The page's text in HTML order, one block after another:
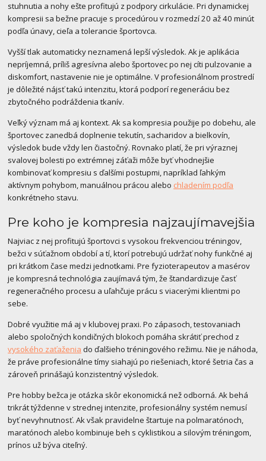
stuhnutia a nohy ešte profitujú z podpory cirkulácie. Pri dynamickej
kompresii sa bežne pracuje s procedúrou v rozmedzí 20 až 40 minút
podľa únavy, cieľa a tolerancie športovca.
Vyšší tlak automaticky neznamená lepší výsledok. Ak je aplikácia
nepríjemná, príliš agresívna alebo športovec po nej cíti pulzovanie a
diskomfort, nastavenie nie je optimálne. V profesionálnom prostredí
je dôležité nájsť takú intenzitu, ktorá podporí regeneráciu bez
zbytočného podráždenia tkanív.
Veľký význam má aj kontext. Ak sa kompresia použije po dobehu, ale
športovec zanedbá doplnenie tekutín, sacharidov a bielkovín,
výsledok bude vždy len čiastočný. Rovnako platí, že pri výraznej
svalovej bolesti po extrémnej záťaži môže byť vhodnejšie
kombinovať kompresiu s ďalšími postupmi, napríklad ľahkým
aktívnym pohybom, manuálnou prácou alebo chladením podľa
konkrétneho stavu.
Pre koho je kompresia najzaujímavejšia
Najviac z nej profitujú športovci s vysokou frekvenciou tréningov,
bežci v súťažnom období a tí, ktorí potrebujú udržať nohy funkčné aj
pri krátkom čase medzi jednotkami. Pre fyzioterapeutov a masérov
je kompresná technológia zaujímavá tým, že štandardizuje časť
regeneračného procesu a uľahčuje prácu s viacerými klientmi po
sebe.
Dobré využitie má aj v klubovej praxi. Po zápasoch, testovaniach
alebo spoločných kondičných blokoch pomáha skrátiť prechod z
vysokého zaťaženia do ďalšieho tréningového režimu. Nie je náhoda,
že práve profesionálne tímy siahajú po riešeniach, ktoré šetria čas a
zároveň prinášajú konzistentný výsledok.
Pre hobby bežca je otázka skôr ekonomická než odborná. Ak behá
trikrát týždenne v strednej intenzite, profesionálny systém nemusí
byť nevyhnutnosť. Ak však pravidelne štartuje na polmaratónoch,
maratónoch alebo kombinuje beh s cyklistikou a silovým tréningom,
prínos už býva citeľný.